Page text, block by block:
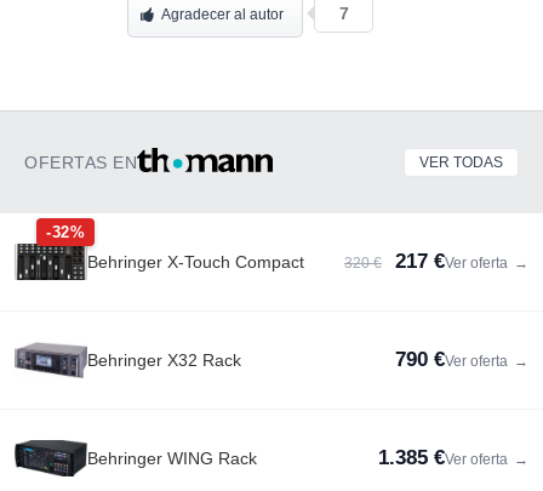
Agradecer al autor 7
OFERTAS EN VER TODAS
-32%
Behringer X-Touch Compact 320 € 217 €Ver oferta →
Behringer X32 Rack 790 €Ver oferta →
Behringer WING Rack 1.385 €Ver oferta →